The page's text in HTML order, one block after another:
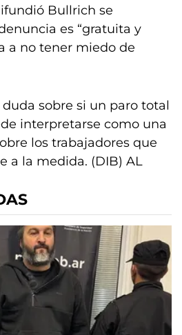
Bullrich se
es “gratuita y
a no tener miedo de
duda sobre si un paro total
interpretarse como una
los trabajadores que
a la medida. (DIB) AL